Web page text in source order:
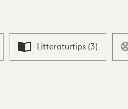
Litteraturtips (3)